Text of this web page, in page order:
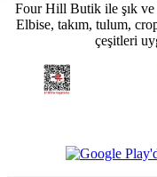
Four Hill Butik ile şık
Elbise, takım, tulum,
çeşitleri